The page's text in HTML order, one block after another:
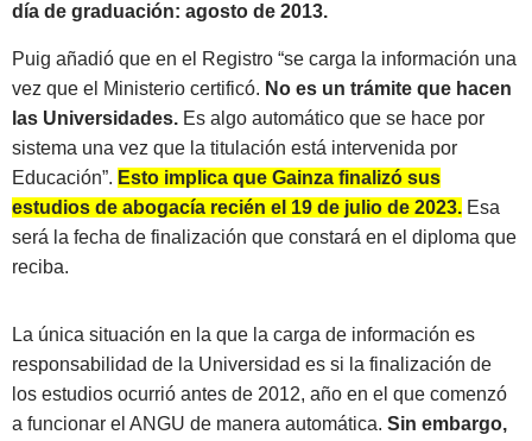
día de graduación: agosto de 2013.
Puig añadió que en el Registro “se carga la información una
vez que el Ministerio certificó. No es un trámite que hacen
las Universidades. Es algo automático que se hace por
sistema una vez que la titulación está intervenida por
Educación”. Esto implica que Gainza finalizó sus
estudios de abogacía recién el 19 de julio de 2023. Esa
será la fecha de finalización que constará en el diploma que
reciba.
La única situación en la que la carga de información es
responsabilidad de la Universidad es si la finalización de
los estudios ocurrió antes de 2012, año en el que comenzó
a funcionar el ANGU de manera automática. Sin embargo,